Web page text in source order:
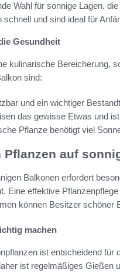
Wahl für sonnige Lagen,
und sind ideal für
Gesundheit
kulinarische Bereicherung,
sind:
und ein wichtiger
das gewisse Etwas und
Pflanze benötigt viel
auf
Balkonen erfordert
Eine effektive
können Besitzer schöner
machen
ist entscheidend für
ist regelmäßiges Gießen